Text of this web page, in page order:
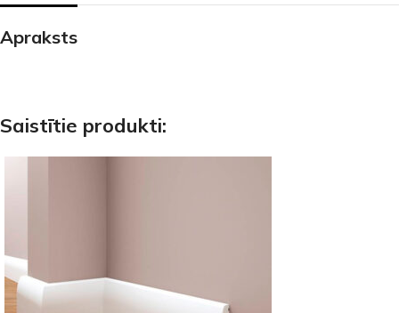
Apraksts
Saistītie produkti: